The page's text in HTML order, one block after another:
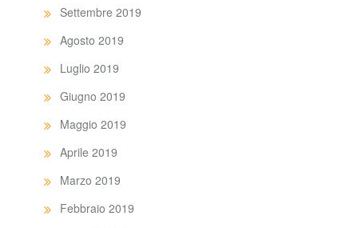
Settembre 2019
Agosto 2019
Luglio 2019
Giugno 2019
Maggio 2019
Aprile 2019
Marzo 2019
Febbraio 2019